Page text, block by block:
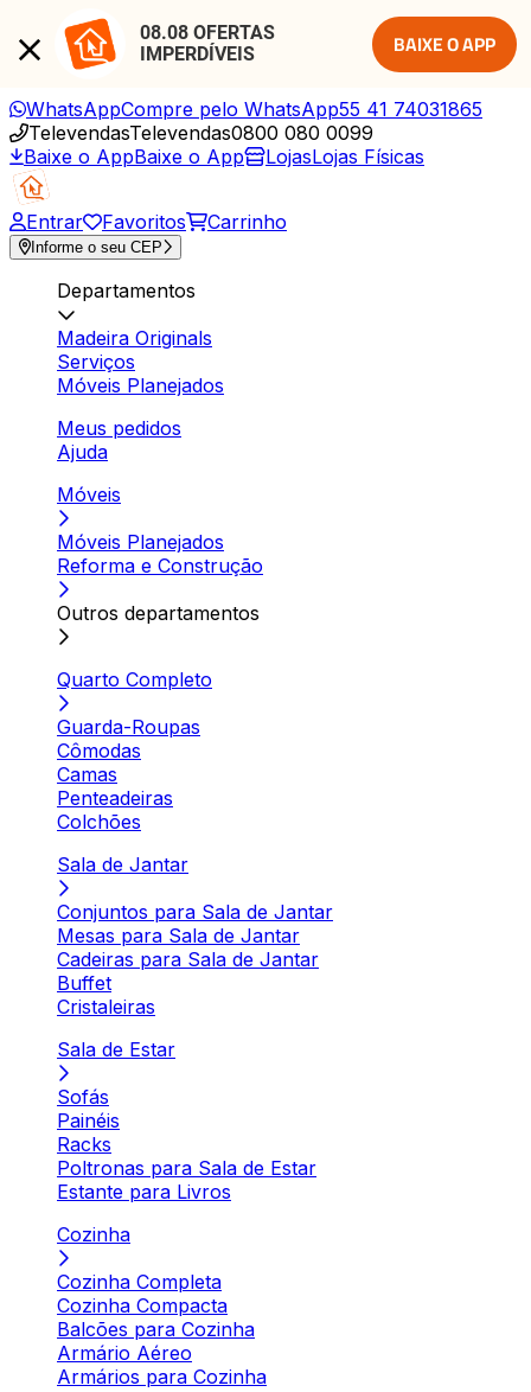
08.08 OFERTAS
IMPERDÍVEIS
BAIXE O APP
WhatsAppCompre pelo WhatsApp55 41 74031865
TelevendasTelevendas0800 080 0099
Baixe o AppBaixe o App LojasLojas Físicas
Entrar Favoritos Carrinho
Informe o seu CEP
Departamentos
Madeira Originals
Serviços
Móveis Planejados
Meus pedidos
Ajuda
Móveis
Móveis Planejados
Reforma e Construção
Outros departamentos
Quarto Completo
Guarda-Roupas
Cômodas
Camas
Penteadeiras
Colchões
Sala de Jantar
Conjuntos para Sala de Jantar
Mesas para Sala de Jantar
Cadeiras para Sala de Jantar
Buffet
Cristaleiras
Sala de Estar
Sofás
Painéis
Racks
Poltronas para Sala de Estar
Estante para Livros
Cozinha
Cozinha Completa
Cozinha Compacta
Balcões para Cozinha
Armário Aéreo
Armários para Cozinha